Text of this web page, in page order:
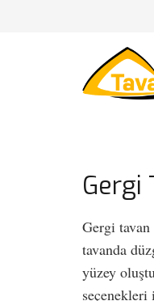
Gergi
Gergi
tavanda
yüzey